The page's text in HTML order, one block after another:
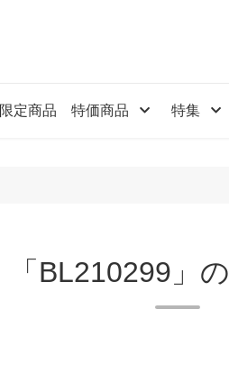
限定商品 特価商品 特集
「BL210299」